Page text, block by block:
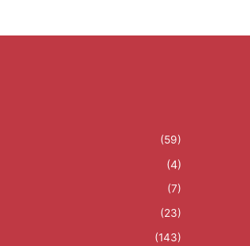
(59)
(4)
(7)
(23)
(143)